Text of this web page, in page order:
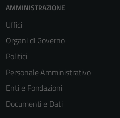
AMMINISTRAZIONE
Uffici
Organi di Governo
Politici
Personale Amministrativo
Enti e Fondazioni
Documenti e Dati